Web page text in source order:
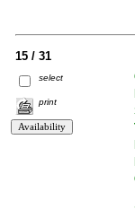
15 / 31
select
print